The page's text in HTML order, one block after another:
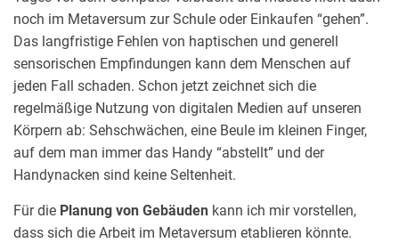
noch im Metaversum zur Schule oder Einkaufen “gehen”.
Das langfristige Fehlen von haptischen und generell
sensorischen Empfindungen kann dem Menschen auf
jeden Fall schaden. Schon jetzt zeichnet sich die
regelmäßige Nutzung von digitalen Medien auf unseren
Körpern ab: Sehschwächen, eine Beule im kleinen Finger,
auf dem man immer das Handy “abstellt” und der
Handynacken sind keine Seltenheit.
Für die Planung von Gebäuden kann ich mir vorstellen,
dass sich die Arbeit im Metaversum etablieren könnte.